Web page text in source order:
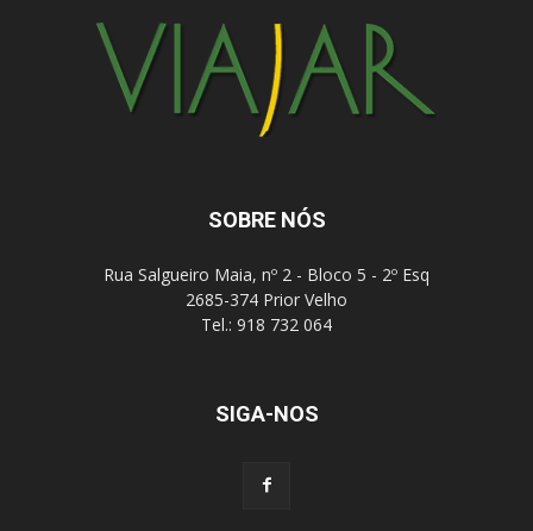
SOBRE NÓS
Rua Salgueiro Maia, nº 2 - Bloco 5 - 2º Esq
2685-374 Prior Velho
Tel.: 918 732 064
SIGA-NOS